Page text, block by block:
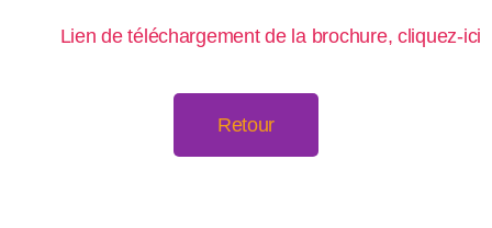
Lien de téléchargement de la brochure, cliquez-ici
Retour